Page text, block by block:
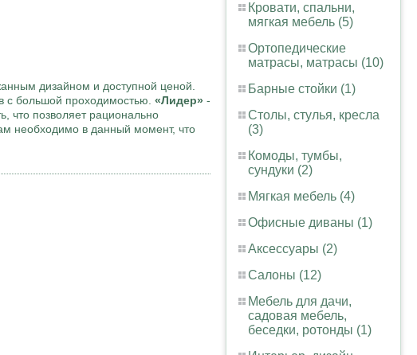
Кровати, спальни,
мягкая мебель (5)
Ортопедические
матрасы, матрасы (10)
Барные стойки (1)
Столы, стулья, кресла
(3)
Комоды, тумбы,
сундуки (2)
Мягкая мебель (4)
Офисные диваны (1)
Аксессуары (2)
Салоны (12)
Мебель для дачи,
садовая мебель,
беседки, ротонды (1)
дизайном и доступной ценой.
с большой проходимостью. «Лидер» -
что позволяет рационально
необходимо в данный момент, что